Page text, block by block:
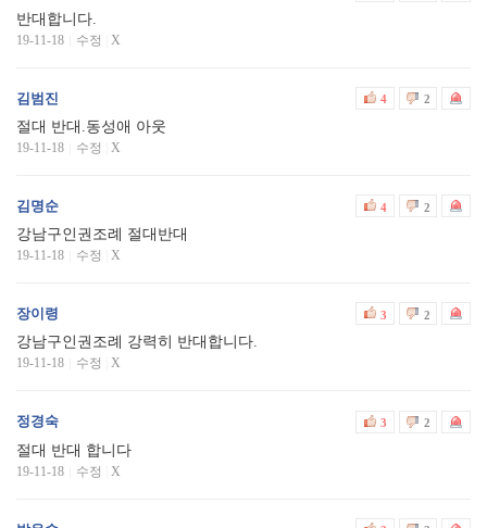
반대합니다.
19-11-18 수정 X
김범진 4 2
절대 반대.동성애 아웃
19-11-18 수정 X
김명순 4 2
강남구인권조례 절대반대
19-11-18 수정 X
장이령 3 2
강남구인권조례 강력히 반대합니다.
19-11-18 수정 X
정경숙 3 2
절대 반대 합니다
19-11-18 수정 X